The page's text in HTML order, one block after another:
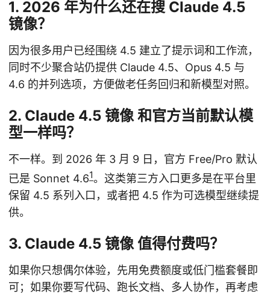
1. 2026 年为什么还在搜 Claude 4.5
镜像？
因为很多用户已经围绕 4.5 建立了提示词和工作流，
同时不少聚合站仍提供 Claude 4.5、Opus 4.5 与
4.6 的并列选项，方便做老任务回归和新模型对照。
2. Claude 4.5 镜像 和官方当前默认模
型一样吗？
不一样。到 2026 年 3 月 9 日，官方 Free/Pro 默认
已是 Sonnet 4.61。这类第三方入口更多是在平台里
保留 4.5 系列入口，或者把 4.5 作为可选模型继续提
供。
3. Claude 4.5 镜像 值得付费吗？
如果你只想偶尔体验，先用免费额度或低门槛套餐即
可；如果你要写代码、跑长文档、多人协作，再考虑